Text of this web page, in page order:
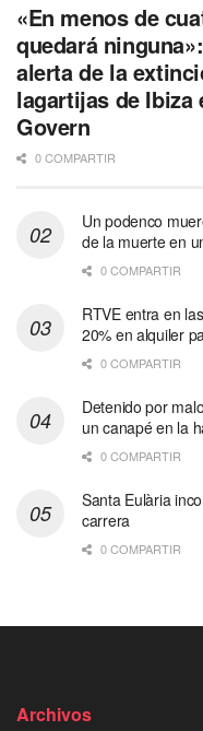
«En menos de
quedará
alerta de la
lagartijas de Ibiza
Govern
0 COMPARTIR
Un podenco
de la muerte en
0 COMPARTIR
RTVE entra en
20% en alquiler
0 COMPARTIR
Detenido por
un canapé en la
0 COMPARTIR
Santa Eulària
carrera
0 COMPARTIR
Archivos